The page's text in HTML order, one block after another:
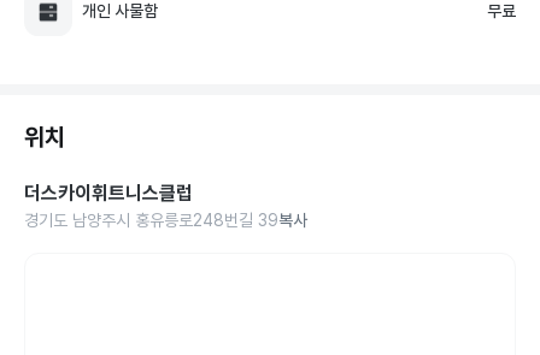
개인 사물함 무료
위치
더스카이휘트니스클럽
경기도 남양주시 홍유릉로248번길 39복사